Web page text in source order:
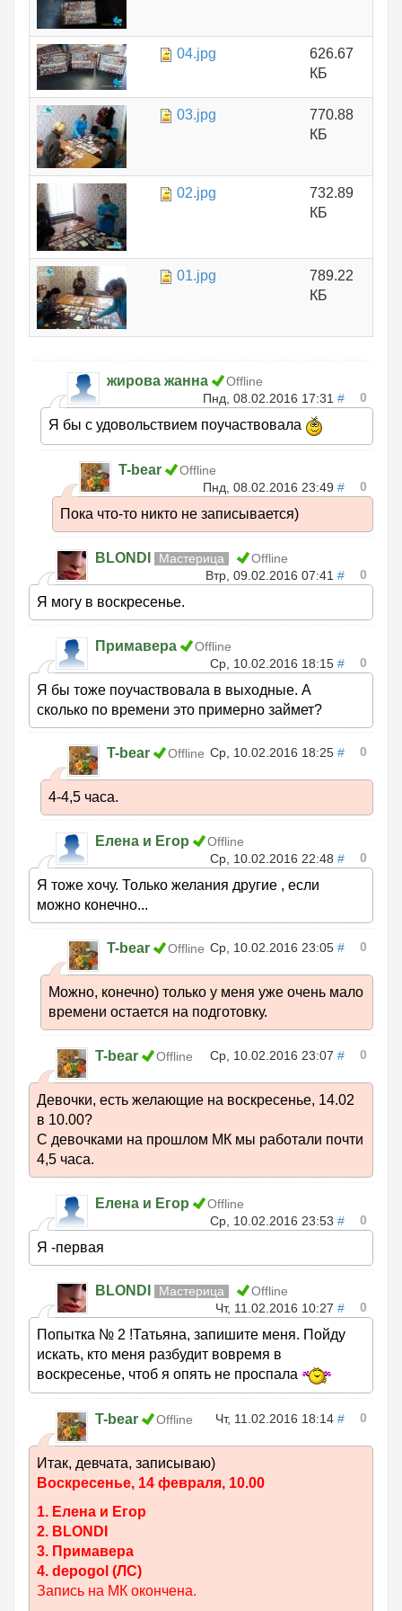
04.jpg
626.67
КБ
03.jpg
770.88
КБ
02.jpg
732.89
КБ
01.jpg
789.22
КБ
жирова жанна
Offline
Пнд, 08.02.2016 17:31 # 0
Я бы с удовольствием поучаствовала
T-bear
Offline
Пнд, 08.02.2016 23:49 # 0
Пока что-то никто не записывается)
BLONDI Мастерица
Offline
Втр, 09.02.2016 07:41 # 0
Я могу в воскресенье.
Примавера
Offline
Ср, 10.02.2016 18:15 # 0
Я бы тоже поучаствовала в выходные. А
сколько по времени это примерно займет?
T-bear Offline Ср, 10.02.2016 18:25 # 0
4-4,5 часа.
Елена и Егор
Offline
Ср, 10.02.2016 22:48 # 0
Я тоже хочу. Только желания другие , если
можно конечно...
T-bear Offline Ср, 10.02.2016 23:05 # 0
Можно, конечно) только у меня уже очень мало
времени остается на подготовку.
T-bear Offline Ср, 10.02.2016 23:07 # 0
Девочки, есть желающие на воскресенье, 14.02
в 10.00?
С девочками на прошлом МК мы работали почти
4,5 часа.
Елена и Егор
Offline
Ср, 10.02.2016 23:53 # 0
Я -первая
BLONDI Мастерица
Offline
Чт, 11.02.2016 10:27 # 0
Попытка № 2 !Татьяна, запишите меня. Пойду
искать, кто меня разбудит вовремя в
воскресенье, чтоб я опять не проспала
T-bear Offline Чт, 11.02.2016 18:14 # 0
Итак, девчата, записываю)
Воскресенье, 14 февраля, 10.00
1. Елена и Егор
2. BLONDI
3. Примавера
4. depogol (ЛС)
Запись на МК окончена.